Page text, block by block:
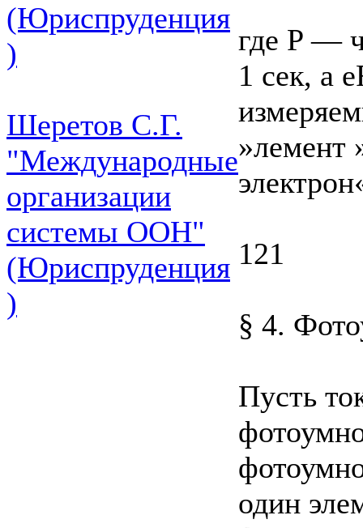
(Юриспруденция
)
Шеретов С.Г.
"Международные
организации
системы ООН"
(Юриспруденция
)
где P —
1 сек, а
»лемент
121
§ 4.
Пусть
один